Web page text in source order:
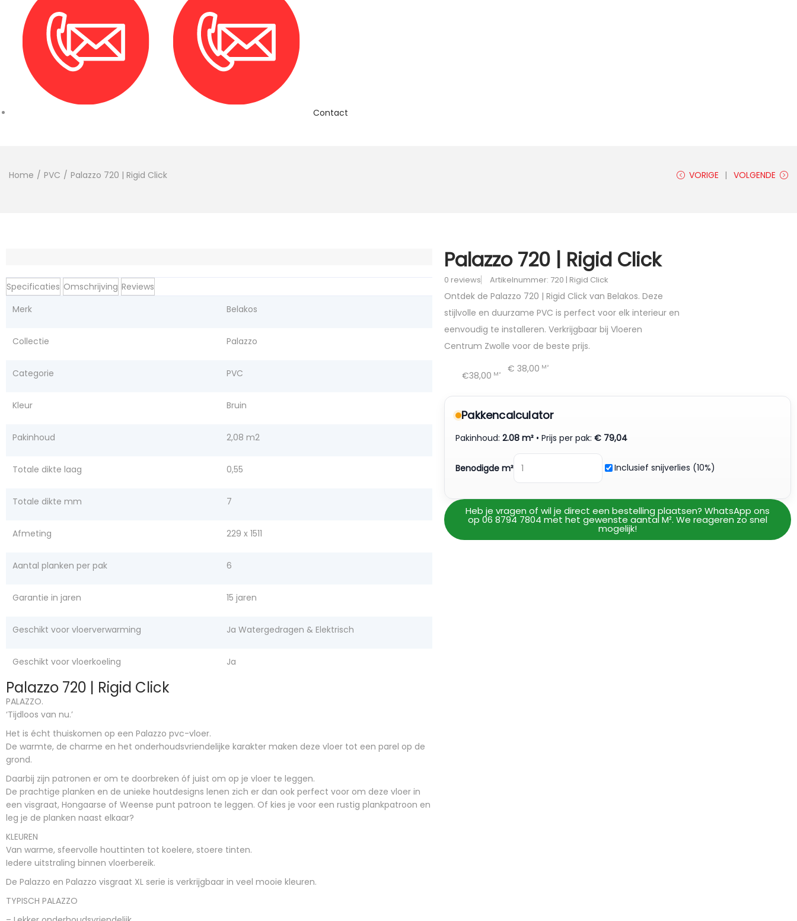
Contact
Home / PVC / Palazzo 720 | Rigid Click VORIGE VOLGENDE
Specificaties Omschrijving Reviews
Merk
Belakos
Collectie Palazzo
Categorie PVC
Kleur Bruin
Pakinhoud 2,08 m2
Totale dikte laag 0,55
Totale dikte mm 7
Afmeting 229 x 1511
Aantal planken per pak 6
Garantie in jaren 15 jaren
Geschikt voor vloerverwarming Ja Watergedragen & Elektrisch
Geschikt voor vloerkoeling Ja
Palazzo 720 | Rigid Click
PALAZZO.
‘Tijdloos van nu.’
Het is écht thuiskomen op een Palazzo pvc-vloer.
De warmte, de charme en het onderhoudsvriendelijke karakter maken deze vloer tot een parel op de
grond.
Daarbij zijn patronen er om te doorbreken óf juist om op je vloer te leggen.
De prachtige planken en de unieke houtdesigns lenen zich er dan ook perfect voor om deze vloer in
een visgraat, Hongaarse of Weense punt patroon te leggen. Of kies je voor een rustig plankpatroon en
leg je de planken naast elkaar?
KLEUREN
Van warme, sfeervolle houttinten tot koelere, stoere tinten.
Iedere uitstraling binnen vloerbereik.
De Palazzo en Palazzo visgraat XL serie is verkrijgbaar in veel mooie kleuren.
TYPISCH PALAZZO
Palazzo 720 | Rigid Click
0 reviews Artikelnummer: 720 | Rigid Click
Ontdek de Palazzo 720 | Rigid Click van Belakos. Deze
stijlvolle en duurzame PVC is perfect voor elk interieur en
eenvoudig te installeren. Verkrijgbaar bij Vloeren
Centrum Zwolle voor de beste prijs.
€38,00 M² € 38,00 M²
Pakkencalculator
Pakinhoud:2.08 m² • Prijs per pak:€ 79,04
Benodigde m² Inclusief snijverlies (10%)
Heb je vragen of wil je direct een bestelling plaatsen? WhatsApp ons
op 06 8794 7804 met het gewenste aantal M². We reageren zo snel
mogelijk!